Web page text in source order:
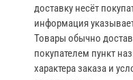
доставку несёт
информация
Товары обычно
покупателем пункт
характера заказа и